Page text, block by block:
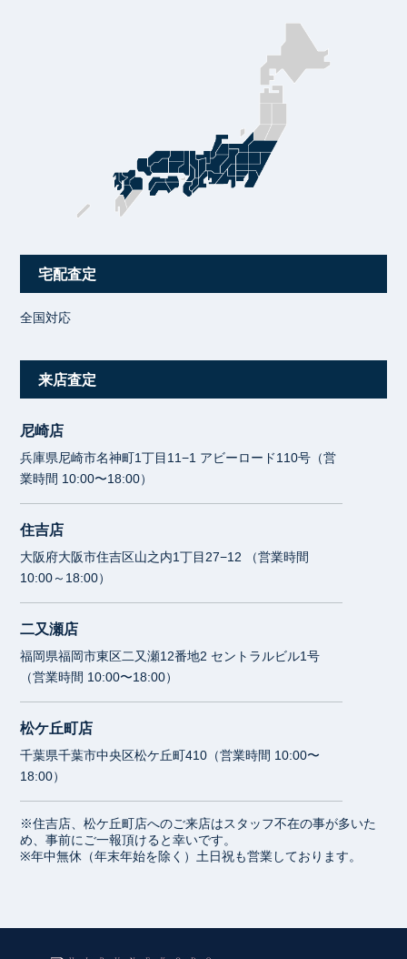
宅配査定
全国対応
来店査定
尼崎店
兵庫県尼崎市名神町1丁目11−1 アビーロード110号（営
業時間 10:00〜18:00）
住吉店
大阪府大阪市住吉区山之内1丁目27−12 （営業時間
10:00～18:00）
二又瀬店
福岡県福岡市東区二又瀬12番地2 セントラルビル1号
（営業時間 10:00〜18:00）
松ケ丘町店
千葉県千葉市中央区松ケ丘町410（営業時間 10:00〜
18:00）
※住吉店、松ケ丘町店へのご来店はスタッフ不在の事が多いた
め、事前にご一報頂けると幸いです。
※年中無休（年末年始を除く）土日祝も営業しております。